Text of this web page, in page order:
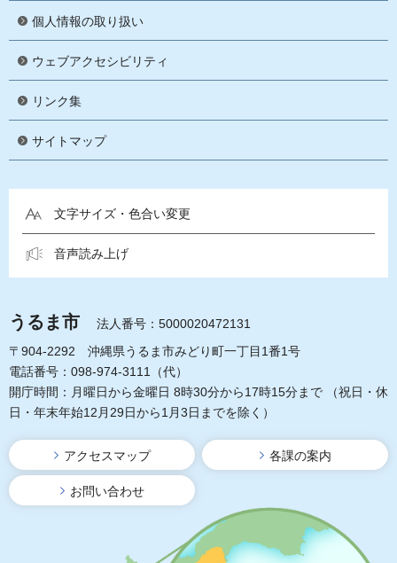
個人情報の取り扱い
ウェブアクセシビリティ
リンク集
サイトマップ
文字サイズ・色合い変更
音声読み上げ
うるま市
法人番号：5000020472131
〒904-2292 沖縄県うるま市みどり町一丁目1番1号
電話番号：098-974-3111（代）
開庁時間：月曜日から金曜日 8時30分から17時15分まで
（祝日・休
日・年末年始12月29日から1月3日までを除く）
アクセスマップ 各課の案内
お問い合わせ